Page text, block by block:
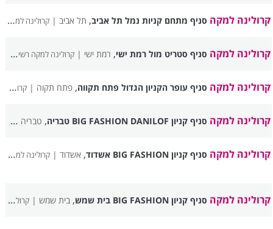
קרולינה למקה סניף מתחם קניות נמל תל אביב, תל אביב |קרולינה למקה רשימת סניפים
קרולינה למקה סניף סטריט מול רמת ישי, רמת ישי |קרולינה למקה רשימת סניפים
קרולינה למקה סניף עופר הקניון הגדול פתח תקווה,פתח תקוה |קרולינה למקה רשימת סניפים
קרולינה למקה סניף קניון BIG FASHION DANILOF טבריה , טבריה |
קרולינה למקה סניף קניון BIG FASHION אשדוד , אשדוד |קרולינה למקה רשימת סניפים
קרולינה למקה סניף קניון BIG FASHION בית שמש ,בית שמש |קרולינה למקה רשימת סניפים